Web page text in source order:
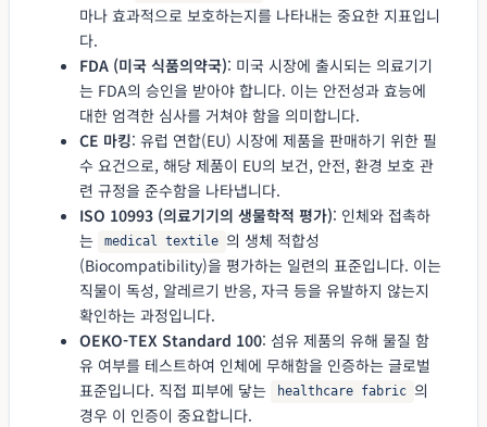
마나 효과적으로 보호하는지를 나타내는 중요한 지표입니
다.
FDA (미국 식품의약국): 미국 시장에 출시되는 의료기기
는 FDA의 승인을 받아야 합니다. 이는 안전성과 효능에
대한 엄격한 심사를 거쳐야 함을 의미합니다.
CE 마킹: 유럽 연합(EU) 시장에 제품을 판매하기 위한 필
수 요건으로, 해당 제품이 EU의 보건, 안전, 환경 보호 관
련 규정을 준수함을 나타냅니다.
ISO 10993 (의료기기의 생물학적 평가): 인체와 접촉하
는
medical textile 의 생체 적합성
(Biocompatibility)을 평가하는 일련의 표준입니다. 이는
직물이 독성, 알레르기 반응, 자극 등을 유발하지 않는지
확인하는 과정입니다.
OEKO-TEX Standard 100: 섬유 제품의 유해 물질 함
유 여부를 테스트하여 인체에 무해함을 인증하는 글로벌
표준입니다. 직접 피부에 닿는
healthcare fabric 의
경우 이 인증이 중요합니다.